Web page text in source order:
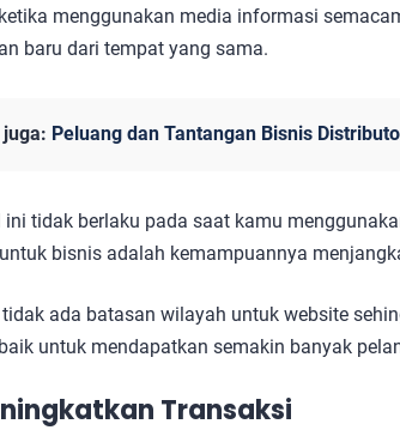
menggunakan media informasi
baru dari tempat yang sama.
juga: Peluang dan Tantangan Bisnis
ini tidak berlaku pada saat kamu
bisnis adalah kemampuannya
ada batasan wilayah untuk website
untuk mendapatkan semakin banyak
Transaksi